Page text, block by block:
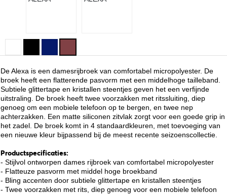
De Alexa is een damesrijbroek van comfortabel micropolyester. De
broek heeft een flatterende pasvorm met een middelhoge tailleband.
Subtiele glittertape en kristallen steentjes geven het een verfijnde
uitstraling. De broek heeft twee voorzakken met ritssluiting, diep
genoeg om een mobiele telefoon op te bergen, en twee nep
achterzakken. Een matte siliconen zitvlak zorgt voor een goede grip in
het zadel. De broek komt in 4 standaardkleuren, met toevoeging van
een nieuwe kleur bijpassend bij de meest recente seizoenscollectie.
Productspecificaties:
- Stijlvol ontworpen dames rijbroek van comfortabel micropolyester
- Flatteuze pasvorm met middel hoge broekband
- Bling accenten door subtiele glittertape en kristallen steentjes
- Twee voorzakken met rits, diep genoeg voor een mobiele telefoon